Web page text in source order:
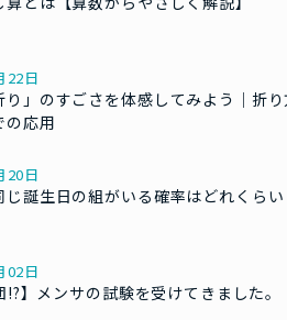
22日
り」のすごさを体感してみよう｜折
の応用
20日
じ誕生日の組がいる確率はどれくら
02日
!?】メンサの試験を受けてきました。